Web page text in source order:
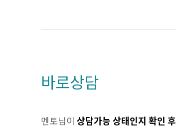
바로상담
멘토님이 상담가능 상태인지 확인 후